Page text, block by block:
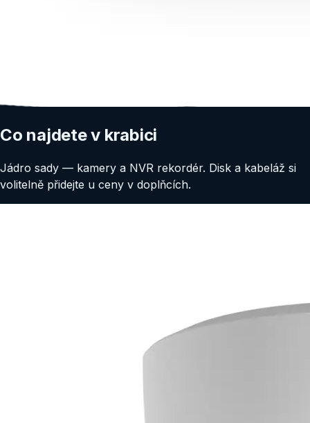
Co najdete v krabici
Jádro sady — kamery a NVR rekordér. Disk a kabeláž si
volitelně přidejte u ceny v doplňcích.